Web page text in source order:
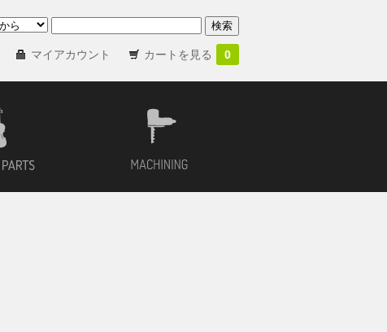
マイアカウント カートを見る 0